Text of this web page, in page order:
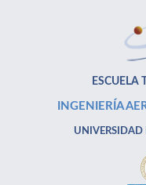
ESCUELA
INGENIERÍA